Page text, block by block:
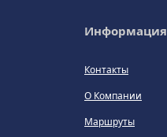
Информация
Контакты
О Компании
Маршруты